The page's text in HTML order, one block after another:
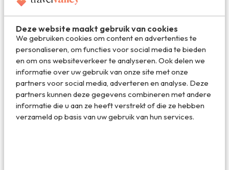
Deze website maakt gebruik van cookies
We gebruiken cookies om content en advertenties te
personaliseren, om functies voor social media te bieden
en om ons websiteverkeer te analyseren. Ook delen we
informatie over uw gebruik van onze site met onze
partners voor social media, adverteren en analyse. Deze
partners kunnen deze gegevens combineren met andere
informatie die u aan ze heeft verstrekt of die ze hebben
verzameld op basis van uw gebruik van hun services.
100%_Citybox_New_York